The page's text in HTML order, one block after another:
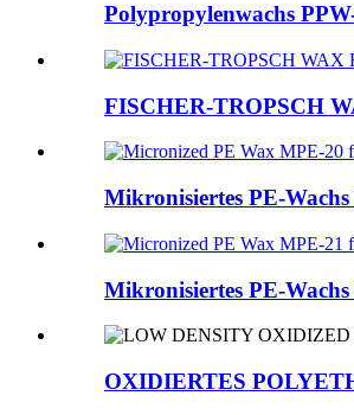
Polypropylenwachs
FISCHER-TROPSCH
Mikronisiertes PE-
Mikronisiertes PE-
OXIDIERTES